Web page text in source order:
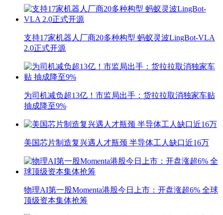
支持17家机器人厂商20多种构型 蚂蚁灵波LingBot-VLA
2.0正式开源
为司机减负超13亿！市监局出手：货拉拉取消独家车贴
抽成降至9%
美国芯片制造复兴遇人才瓶颈 半导体工人缺口近16万
物理AI第一股Momenta港股今日上市：开盘涨超6% 全球
顶级资本集体抢筹